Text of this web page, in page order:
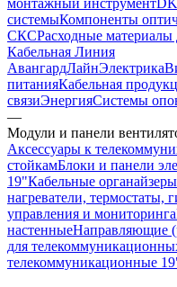
системыКомпоненты
СКСРасходные материалы
Кабельная Линия
АвангардЛайнЭлектрика
питанияКабельная
связиЭнергияСистемы
—
Модули и панели
Аксессуары к
стойкамБлоки и панели
19"Кабельные
нагреватели, термостаты,
управления и мониторинга
настенныеНаправляющие
для
телекоммуникационные